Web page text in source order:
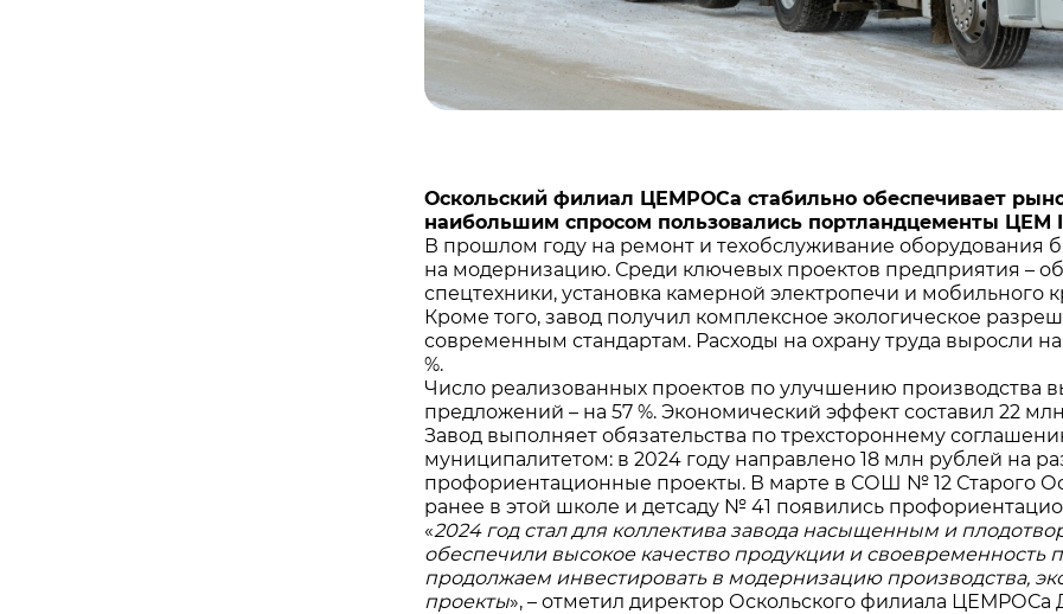
Оскольский филиал ЦЕМРОСа стабильно обеспечивает
наибольшим спросом пользовались портландцементы ЦЕМ
В прошлом году на ремонт и техобслуживание оборудования
на модернизацию. Среди ключевых проектов предприятия –
спецтехники, установка камерной электропечи и мобильного
Кроме того, завод получил комплексное экологическое
современным стандартам. Расходы на охрану труда выросли
%.
Число реализованных проектов по улучшению производства
предложений – на 57 %. Экономический эффект составил 22
Завод выполняет обязательства по трехстороннему
муниципалитетом: в 2024 году направлено 18 млн рублей на
профориентационные проекты. В марте в СОШ № 12 Старого
ранее в этой школе и детсаду № 41 появились
«2024 год стал для коллектива завода насыщенным и
обеспечили высокое качество продукции и
продолжаем инвестировать в модернизацию производства,
проекты», – отметил директор Оскольского филиала ЦЕМРОСа